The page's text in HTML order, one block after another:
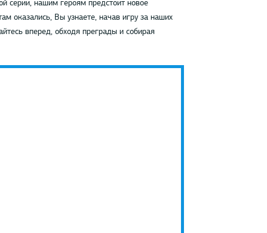
серии, нашим героям предстоит новое
оказались, Вы узнаете, начав игру за наших
вперед, обходя преграды и собирая